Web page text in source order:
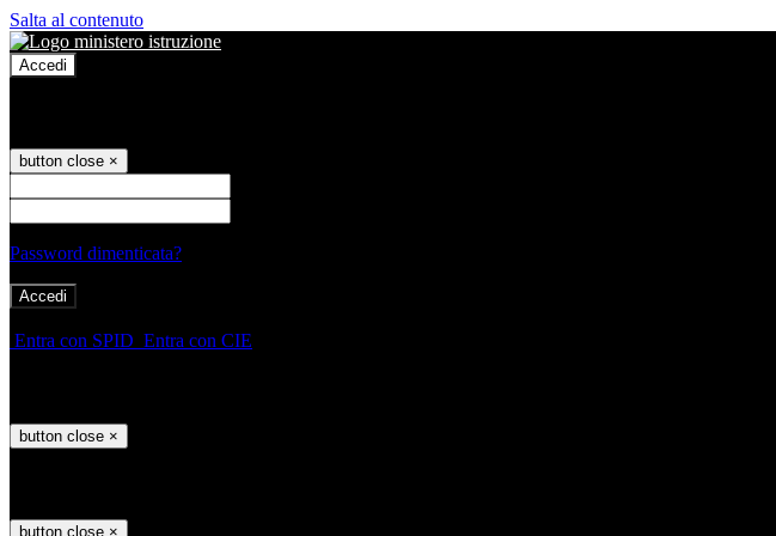
Salta al contenuto
Accedi
button close ×
Password dimenticata?
Entra con SPID Entra con CIE
button close ×
button close ×